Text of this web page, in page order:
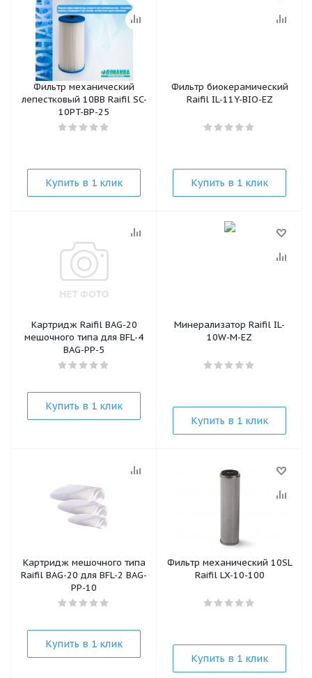
Фильтр механический
лепестковый 10BB Raifil SC-
10PT-ВР-25
Купить в 1 клик
Фильтр биокерамический
Raifil IL-11Y-BIO-EZ
Купить в 1 клик
Картридж Raifil BAG-20
мешочного типа для BFL-4
BAG-PP-5
Купить в 1 клик
Минерализатор Raifil IL-
10W-M-EZ
Купить в 1 клик
Картридж мешочного типа
Raifil BAG-20 для BFL-2 BAG-
PP-10
Купить в 1 клик
Фильтр механический 10SL
Raifil LX-10-100
Купить в 1 клик